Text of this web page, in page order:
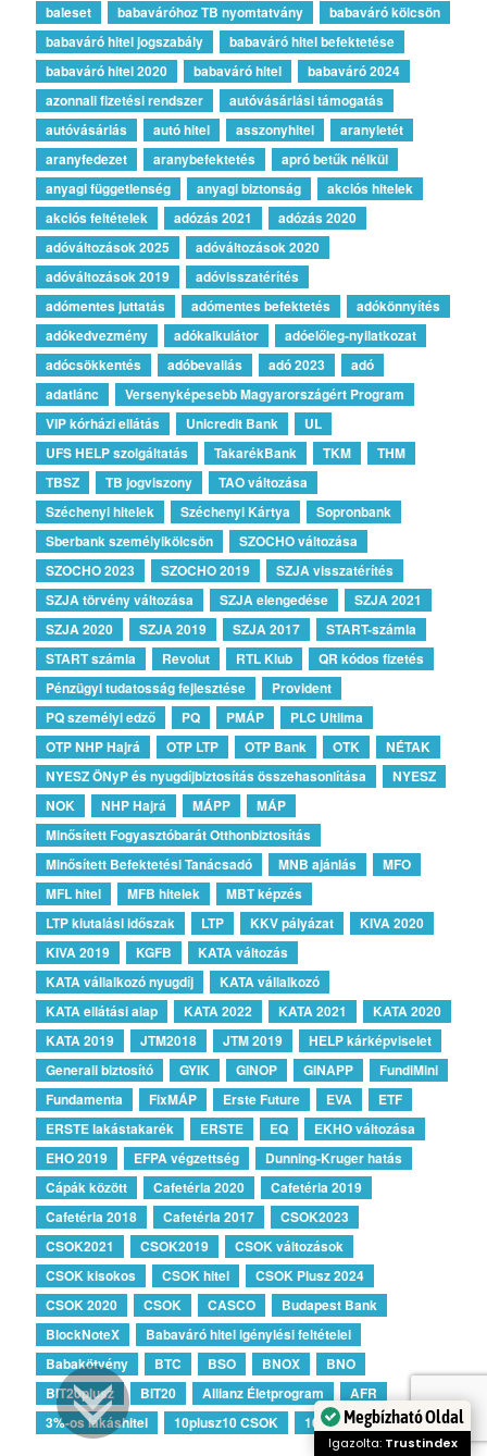
baleset
babaváróhoz TB nyomtatvány
babaváró kölcsön
babaváró hitel jogszabály
babaváró hitel befektetése
babaváró hitel 2020
babaváró hitel
babaváró 2024
azonnali fizetési rendszer
autóvásárlási támogatás
autóvásárlás
autó hitel asszonyhitel
aranyletét
aranyfedezet
aranybefektetés
apró betűk nélkül
anyagi függetlenség
anyagi biztonság
akciós hitelek
akciós feltételek
adózás 2021
adózás 2020
adóváltozások 2025
adóváltozások 2020
adóváltozások 2019
adóvisszatérítés
adómentes juttatás
adómentes befektetés
adókönnyítés
adókedvezmény
adókalkulátor
adóelőleg-nyilatkozat
adócsökkentés
adóbevallás adó 2023
adó
adatlánc
Versenyképesebb Magyarországért Program
VIP kórházi ellátás
Unicredit Bank
UL
UFS HELP szolgáltatás
TakarékBank TKM
THM
TBSZ
TB jogviszony
TAO változása
Széchenyi hitelek
Széchenyi Kártya
Sopronbank
Sberbank személyikölcsön
SZOCHO változása
SZOCHO 2023
SZOCHO 2019
SZJA visszatérítés
SZJA törvény változása
SZJA elengedése
SZJA 2021
SZJA 2020
SZJA 2019 SZJA 2017
START-számla
START számla
Revolut RTL Klub
QR kódos fizetés
Pénzügyi tudatosság fejlesztése
Provident
PQ személyi edző
PQ PMÁP
PLC Ultlima
OTP NHP Hajrá
OTP LTP OTP Bank OTK
NÉTAK
NYESZ ÖNyP és nyugdíjbiztosítás összehasonlítása
NYESZ
NOK
NHP Hajrá MÁPP
MÁP
Minősített Fogyasztóbarát Otthonbiztosítás
Minősített Befektetési Tanácsadó
MNB ajánlás
MFO
MFL hitel
MFB hitelek
MBT képzés
LTP kiutalási időszak
LTP KKV pályázat
KIVA 2020
KIVA 2019
KGFB
KATA változás
KATA vállalkozó nyugdíj
KATA vállalkozó
KATA ellátási alap
KATA 2022 KATA 2021
KATA 2020
KATA 2019
JTM2018 JTM 2019
HELP kárképviselet
Generali biztosító
GYIK GINOP GINAPP
FundiMini
Fundamenta
FixMÁP Erste Future EVA
ETF
ERSTE lakástakarék
ERSTE EQ
EKHO változása
EHO 2019
EFPA végzettség
Dunning-Kruger hatás
Cápák között
Cafetéria 2020
Cafetéria 2019
Cafetéria 2018
Cafetéria 2017
CSOK2023
CSOK2021
CSOK2019
CSOK változások
CSOK kisokos
CSOK hitel
CSOK Plusz 2024
CSOK 2020
CSOK CASCO
Budapest Bank
BlockNoteX
Babaváró hitel igénylési feltételei
Babakötvény
BTC BSO BNOX
BNO
BIT20plusz
BIT20 Allianz Életprogram
AFR
3%-os lakáshitel
10plusz10 CSOK 10plus15 CSOK
Megbízható Oldal
Igazolta: Trustindex